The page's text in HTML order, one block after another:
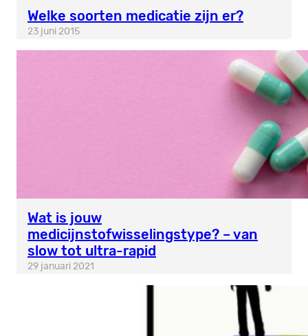
Welke soorten medicatie zijn er?
23 juni 2015
Wat is jouw
medicijnstofwisselingstype? – van
slow tot ultra-rapid
29 januari 2021